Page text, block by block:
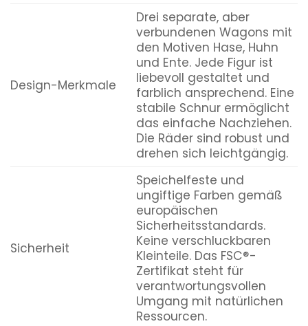
Design-Merkmale
Drei separate, aber
verbundenen Wagons mit
den Motiven Hase, Huhn
und Ente. Jede Figur ist
liebevoll gestaltet und
farblich ansprechend. Eine
stabile Schnur ermöglicht
das einfache Nachziehen.
Die Räder sind robust und
drehen sich leichtgängig.
Sicherheit
Speichelfeste und
ungiftige Farben gemäß
europäischen
Sicherheitsstandards.
Keine verschluckbaren
Kleinteile. Das FSC®-
Zertifikat steht für
verantwortungsvollen
Umgang mit natürlichen
Ressourcen.